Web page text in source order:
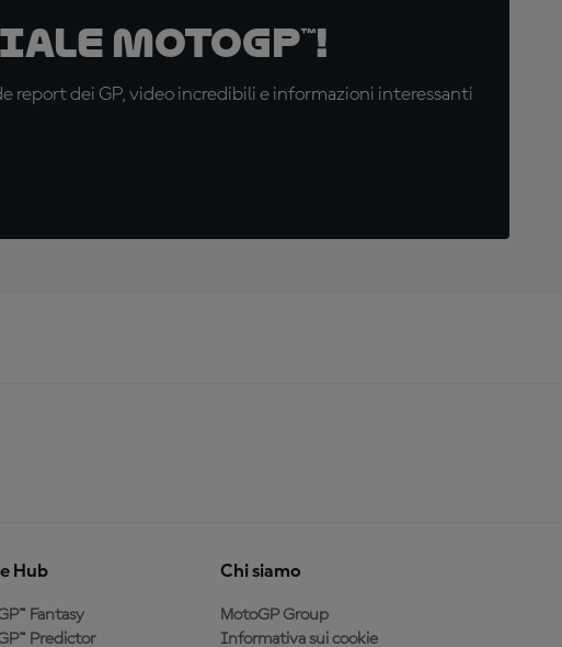
MotoGP™!
report dei GP, video incredibili e informazioni interessanti
Hub
Fantasy
Predictor
Chi siamo
MotoGP Group
Informativa sui cookie